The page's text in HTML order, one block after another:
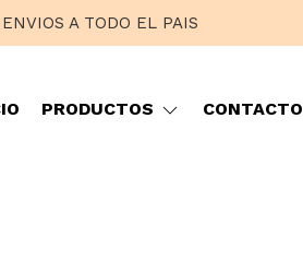
A TODO EL PAIS
PRODUCTOS CONTACTO